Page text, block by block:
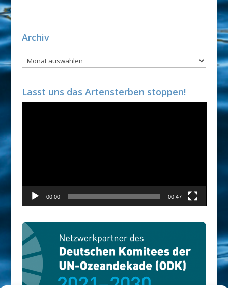
Archiv
Archiv
Lasst uns das Artensterben stoppen!
00:00 00:47